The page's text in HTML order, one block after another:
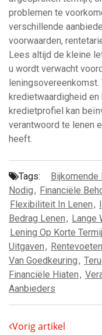
problemen te
verschillende
voorwaarden,
Lees altijd de kleine
u wordt verwacht
kredietwaardigheid
kredietprofiel kan
verantwoord te lenen
heeft.
Tags: Bijkomende
Nodig, Financiële
Flexibiliteit In Lenen,
Bedrag Lenen, Lange
Lening Op Korte
Uitgaven, Rentevoeten
Van Goedkeuring,
Financiële Hiaten,
Aanbieders
Vorig artikel